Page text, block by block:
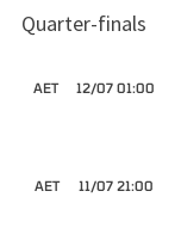
Quarter-finals
12/07 01:00
AET
11/07 21:00
AET